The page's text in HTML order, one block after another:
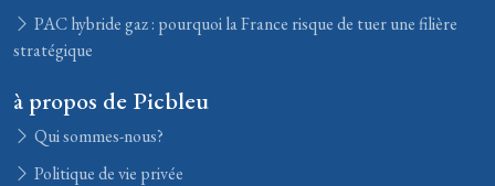
PAC hybride gaz : pourquoi la France risque de tuer une filière
stratégique
à propos de Picbleu
Qui sommes-nous?
Politique de vie privée